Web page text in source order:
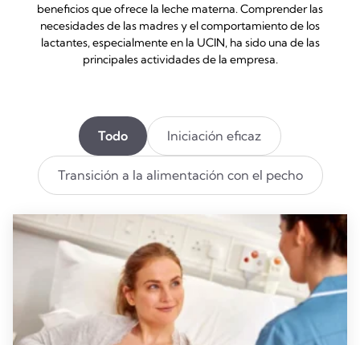
beneficios que ofrece la leche materna. Comprender las
necesidades de las madres y el comportamiento de los
lactantes, especialmente en la UCIN, ha sido una de las
principales actividades de la empresa.
Todo Iniciación eficaz
Transición a la alimentación con el pecho